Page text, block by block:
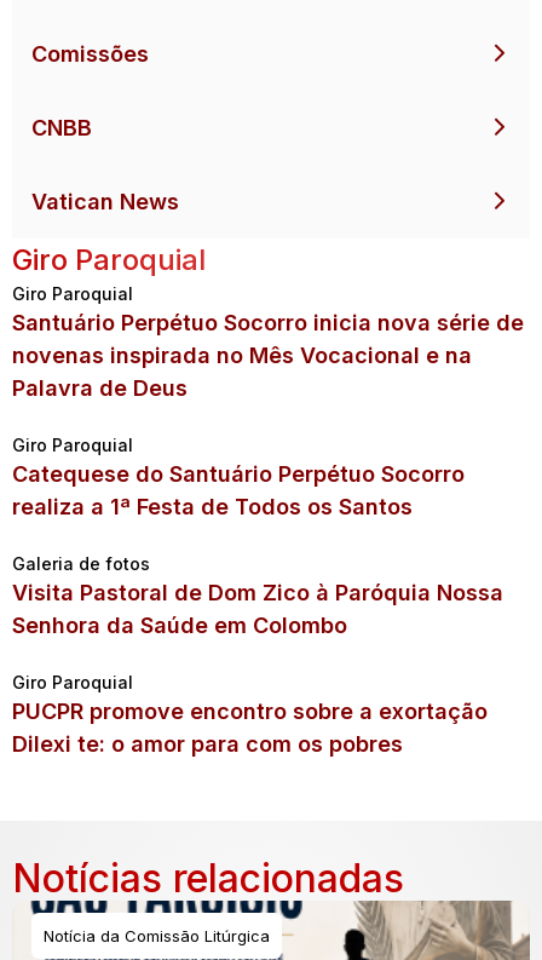
Comissões
CNBB
Vatican News
Giro Paroquial
Giro Paroquial
Santuário Perpétuo Socorro inicia nova série de
novenas inspirada no Mês Vocacional e na
Palavra de Deus
Giro Paroquial
Catequese do Santuário Perpétuo Socorro
realiza a 1ª Festa de Todos os Santos
Galeria de fotos
Visita Pastoral de Dom Zico à Paróquia Nossa
Senhora da Saúde em Colombo
Giro Paroquial
PUCPR promove encontro sobre a exortação
Dilexi te: o amor para com os pobres
Notícias relacionadas
Notícia da Comissão Litúrgica